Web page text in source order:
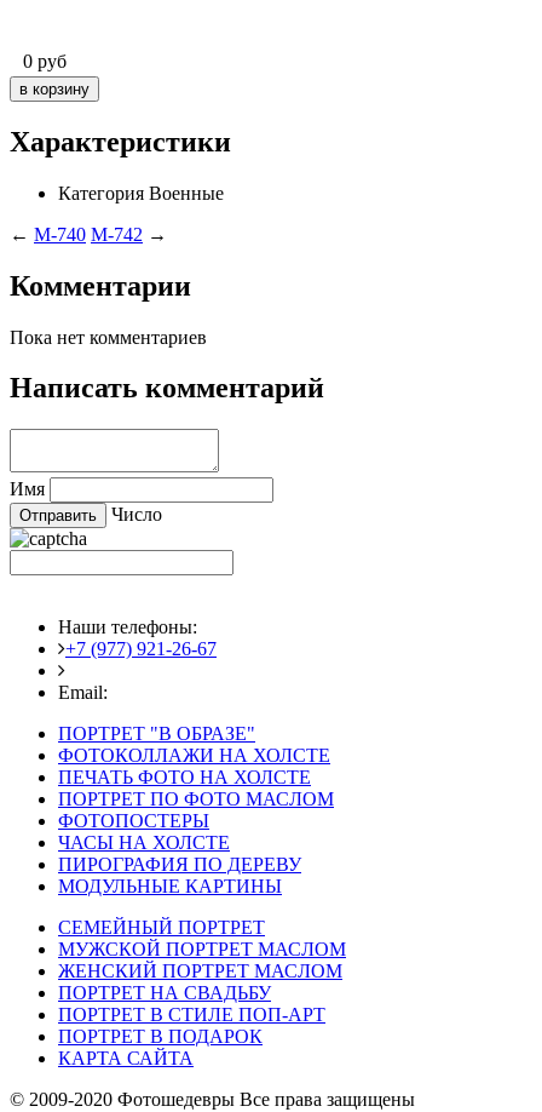
0 руб
Характеристики
Категория Военные
← M-740 M-742 →
Комментарии
Пока нет комментариев
Написать комментарий
Имя
Число
Наши телефоны:
+7 (977) 921-26-67
Email:
ПОРТРЕТ "В ОБРАЗЕ"
ФОТОКОЛЛАЖИ НА ХОЛСТЕ
ПЕЧАТЬ ФОТО НА ХОЛСТЕ
ПОРТРЕТ ПО ФОТО МАСЛОМ
ФОТОПОСТЕРЫ
ЧАСЫ НА ХОЛСТЕ
ПИРОГРАФИЯ ПО ДЕРЕВУ
МОДУЛЬНЫЕ КАРТИНЫ
СЕМЕЙНЫЙ ПОРТРЕТ
МУЖСКОЙ ПОРТРЕТ МАСЛОМ
ЖЕНСКИЙ ПОРТРЕТ МАСЛОМ
ПОРТРЕТ НА СВАДЬБУ
ПОРТРЕТ В СТИЛЕ ПОП-АРТ
ПОРТРЕТ В ПОДАРОК
КАРТА САЙТА
© 2009-2020 Фотошедевры Все права защищены